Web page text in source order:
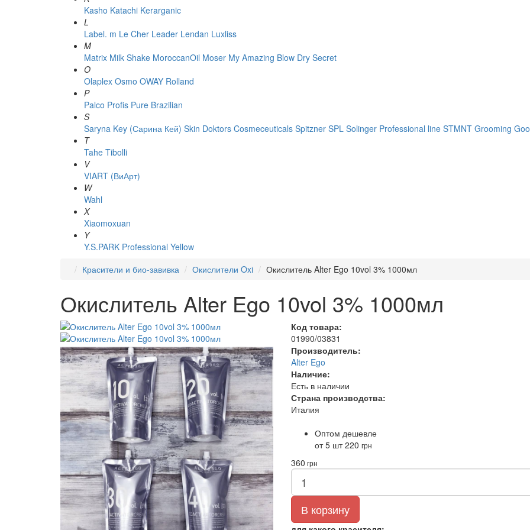
Kasho Katachi Kerarganic
L
Label. m Le Cher Leader Lendan Luxliss
M
Matrix Milk Shake MoroccanOil Moser My Amazing Blow Dry Secret
O
Olaplex Osmo OWAY Rolland
P
Palco Profis Pure Brazilian
S
Saryna Key (Сарина Кей) Skin Doktors Cosmeceuticals Spitzner SPL Solinger Professional line STMNT Grooming
T
Tahe Tibolli
V
VIART (ВиАрт)
W
Wahl
X
Xiaomoxuan
Y
Y.S.PARK Professional Yellow
Красители и био-завивка
Окислители Oxi Окислитель Alter Ego 10vol 3% 1000мл
Окислитель Alter Ego 10vol 3% 1000мл
Код товара:
01990/03831
Производитель:
Alter Ego
Наличие:
Есть в наличии
Страна производства:
Италия
Оптом дешевле
от 5 шт220 грн
360 грн
В корзину